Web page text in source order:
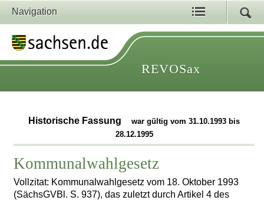
Navigation
REVOSax
Historische Fassung
war gültig vom 31.10.1993 bis
28.12.1995
Kommunalwahlgesetz
Vollzitat: Kommunalwahlgesetz vom 18. Oktober 1993
(SächsGVBl. S. 937), das zuletzt durch Artikel 4 des